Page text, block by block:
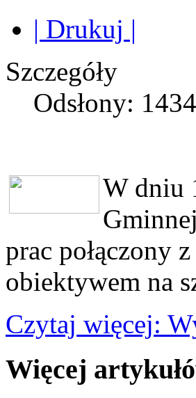
| Drukuj |
Szczegóły
Odsłony: 1434
W dniu
prac połączony
obiektywem na
Czytaj więcej:
Więcej